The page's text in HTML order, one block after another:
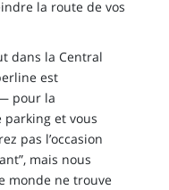
la route de vos
dans la Central
est
pour la
et vous
pas l’occasion
mais nous
monde ne trouve